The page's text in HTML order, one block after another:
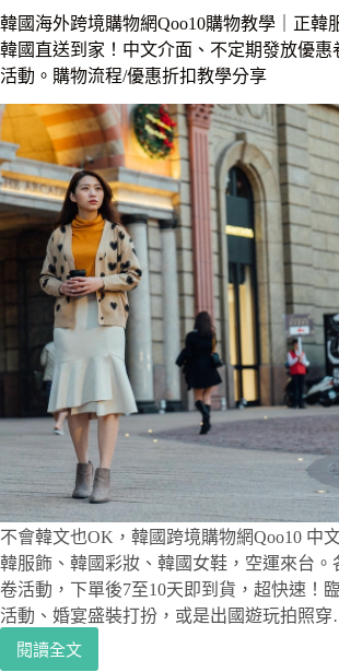
｜
鮨
佐
樂
Omakase：
讓
變
態
壽
司
融
化
你
的
感
官，
無
菜
單
本
料
理.
台
北
高
級
壽
韓國海外跨境購物網Qoo10購物教學｜正韓
韓國直送到家！中文介面、不定期發放優惠
活動。購物流程/優惠折扣教學分享
不會韓文也OK，韓國跨境購物網Qoo10 中
韓服飾、韓國彩妝、韓國女鞋，空運來台。
卷活動，下單後7至10天即到貨，超快速！
活動、婚宴盛裝打扮，或是出國遊玩拍照
閱讀全文
韓